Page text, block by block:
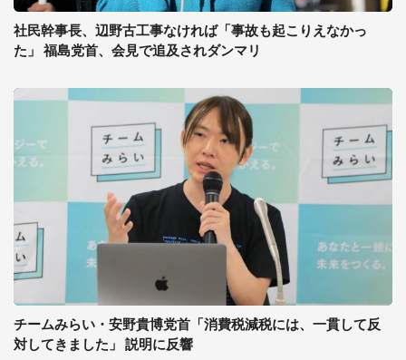
社民幹事長、辺野古工事なければ「事故も起こりえなかっ
た」 福島党首、会見で追及されダンマリ
チームみらい・安野貴博党首「消費税減税には、一貫して反
対してきました」 説明に反響